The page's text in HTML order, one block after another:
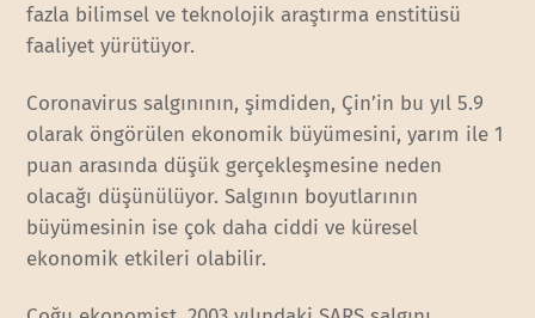
fazla bilimsel ve teknolojik araştırma enstitüsü
faaliyet yürütüyor.
Coronavirus salgınının, şimdiden, Çin’in bu yıl 5.9
olarak öngörülen ekonomik büyümesini, yarım ile 1
puan arasında düşük gerçekleşmesine neden
olacağı düşünülüyor. Salgının boyutlarının
büyümesinin ise çok daha ciddi ve küresel
ekonomik etkileri olabilir.